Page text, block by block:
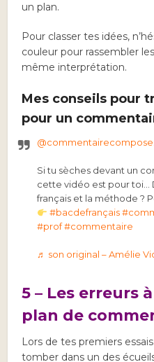
un plan.
Pour classer tes idées,
couleur pour rassembler
même interprétation.
Mes conseils pour
pour un
Si tu sèches devant un
cette vidéo est pour toi…
français et la méthode ?
#bacdefrançais
#prof#commentaire
♬ son original – Amélie
5 – Les erreurs
plan de
Lors de tes premiers
tomber dans un des